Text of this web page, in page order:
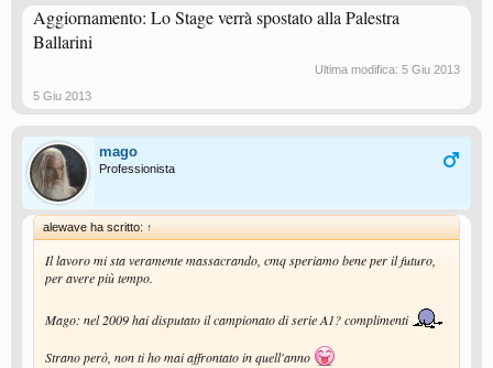
Aggiornamento: Lo Stage verrà spostato alla Palestra
Ballarini
Ultima modifica: 5 Giu 2013
5 Giu 2013
mago
Professionista
alewave ha scritto: ↑
Il lavoro mi sta veramente massacrando, cmq speriamo bene per il futuro,
per avere più tempo.
Mago: nel 2009 hai disputato il campionato di serie A1? complimenti
Strano però, non ti ho mai affrontato in quell'anno